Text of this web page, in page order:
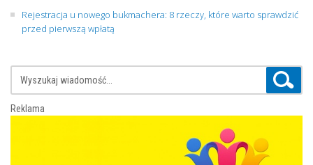
Rejestracja u nowego bukmachera: 8 rzeczy, które warto sprawdzić
przed pierwszą wpłatą
Reklama